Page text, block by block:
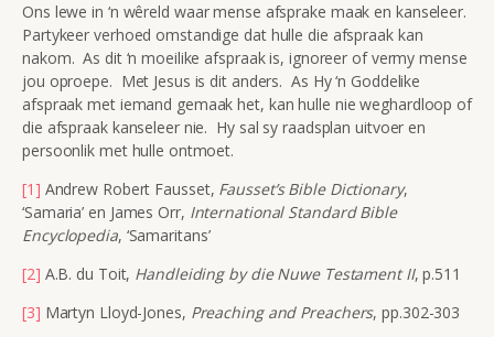
Ons lewe in ‘n wêreld waar mense afsprake maak en kanseleer.
Partykeer verhoed omstandige dat hulle die afspraak kan
nakom. As dit ‘n moeilike afspraak is, ignoreer of vermy mense
jou oproepe. Met Jesus is dit anders. As Hy ‘n Goddelike
afspraak met iemand gemaak het, kan hulle nie weghardloop of
die afspraak kanseleer nie. Hy sal sy raadsplan uitvoer en
persoonlik met hulle ontmoet.
[1] Andrew Robert Fausset, Fausset’s Bible Dictionary,
‘Samaria’ en James Orr, International Standard Bible
Encyclopedia, ‘Samaritans’
[2] A.B. du Toit, Handleiding by die Nuwe Testament II, p.511
[3] Martyn Lloyd-Jones, Preaching and Preachers, pp.302-303